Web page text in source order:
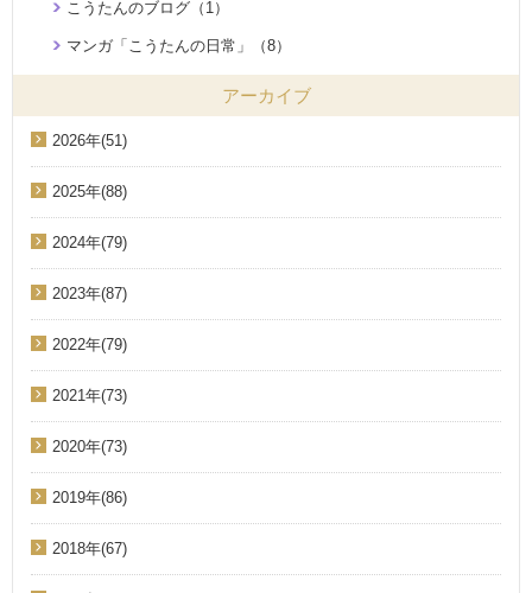
こうたんのブログ（1）
マンガ「こうたんの日常」（8）
アーカイブ
2026年(51)
2025年(88)
2024年(79)
2023年(87)
2022年(79)
2021年(73)
2020年(73)
2019年(86)
2018年(67)